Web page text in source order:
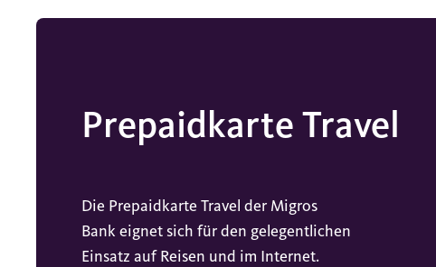
Prepaid­karte Travel
Die Prepaidkarte Travel der Migros
Bank eignet sich für den gelegentlichen
Einsatz auf Reisen und im Internet.